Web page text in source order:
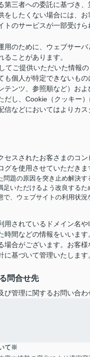
第三者への委託に基づき
をしたくない場合には、
のサービスが一部受けら
用のために、ウェブサー
ことがあります。
てご提供いただいた情報
も個人が特定できないも
テンツ、参照順など）お
だし、Cookie（クッキー
信などにおいてはよりカ
セスされたお客さまのコ
を使用させていただきま
問題の原因を突き止め解決す
足いただけるよう改良するた
で、ウェブサイトの利用状
用されているドメイン名
時間などの情報をいいま
場合がございます。お客
基づいて管理いたします
問合せ先
び管理に関するお問い合わ
て※